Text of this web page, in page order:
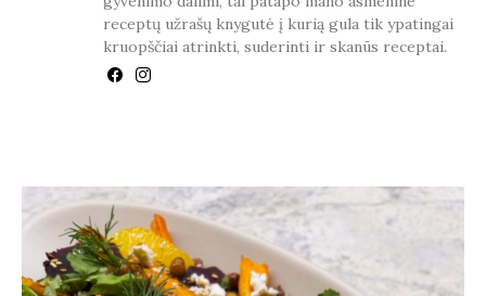
receptų užrašų knygutė į kurią gula tik ypatingai
kruopščiai atrinkti, suderinti ir skanūs receptai.